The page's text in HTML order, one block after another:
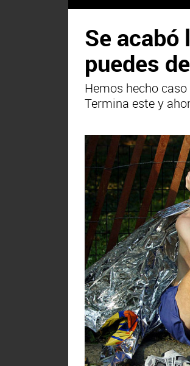
Se acabó
puedes
Hemos hecho
Termina este y